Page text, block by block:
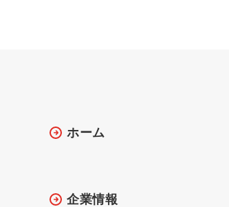
ホーム
企業情報